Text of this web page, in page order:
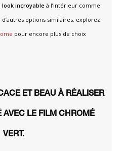
look incroyable à l’intérieur comme
options similaires, explorez
pour encore plus de choix
ET BEAU À RÉALISER
AVEC LE FILM CHROMÉ
VERT.